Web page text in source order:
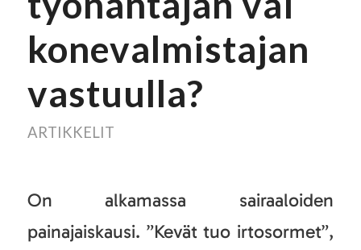
konevalmistajan
vastuulla?
ARTIKKELIT
On alkamassa sairaaloiden
painajaiskausi. ”Kevät tuo irtosormet”,